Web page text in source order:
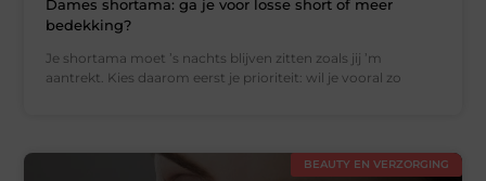
Dames shortama: ga je voor losse short of meer
bedekking?
Je shortama moet ’s nachts blijven zitten zoals jij ’m
aantrekt. Kies daarom eerst je prioriteit: wil je vooral zo
BEAUTY EN VERZORGING